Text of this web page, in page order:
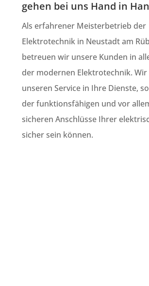
gehen bei uns Hand in
Als erfahrener Meisterbetrieb der
Elektrotechnik in Neustadt am
betreuen wir unsere Kunden in
der modernen Elektrotechnik. Wir
unseren Service in Ihre Dienste,
der funktionsfähigen und vor
sicheren Anschlüsse Ihrer
sicher sein können.